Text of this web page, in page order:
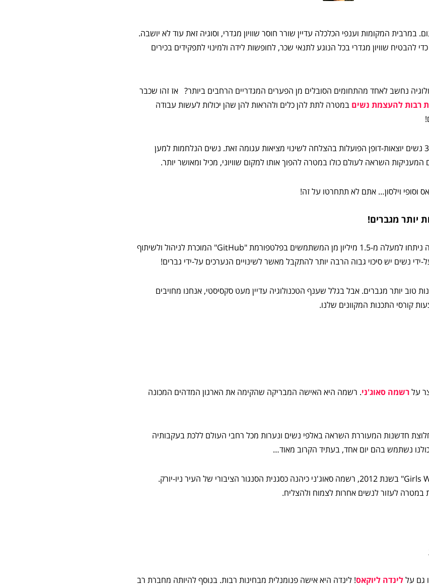
במרבית המקומות וענפי הכלכלה עדיין שורר חוסר שוויון מגדרי, וסוגיה זאת עוד לא יושבה.
להבטיח שוויון מגדרי בכל הנוגע לתנאי שכר, לחופשות לידה ולמינוי לתפקידים בכירים
נחשב לאחד מהתחומים הסובלים מן הפערים המגדריים הרחבים ביותר? אז זהו שכבר
רבות להעצמת נשים במטרה לתת להן כלים ולהראות להן שהן יכולות לעשות עבודה
במאמר זה, אנחנו רוצים להכיר לכם 3 נשים יוצאות-דופן הפועלות בהצלחה לשינוי מציאות עגומה זאת. נשים הנלחמות למען
המעניקות השראה לעולם כולו במטרה להפוך אותו למקום שוויוני, מכיל ומאושר יותר.
וסופי וילסון… אתם לא תתחרטו על זה!
יותר מגברים!
חוקרים מאוניברסיטת צפון-קליפורניה ניתחו למעלה מ-1.5 מיליון מן המשתמשים בפלטפורמת "GitHub" המוכרת לניהול ולשיתוף
ידי נשים יש סיכוי גבוה הרבה יותר להתקבל מאשר לשינויים הנערכים על-ידי גברים!
טוב יותר מגברים. אבל בגלל שענף הטכנולוגיה עדיין מעט סקסיסטי, אנחנו מחויבים
קורסי התכנות המקוונים שלנו.
עלרשמה סאוג'ני. רשמה היא האישה המבריקה שהקימה את הארגון המדהים המכונה
חדשנות המעוררת השראה באלפי נשים ונערות מכל רחבי העולם ללכת בעקבותיה
נשתמש בהם יום אחד, בעתיד הקרוב מאוד…
לפני שהקימה את ארגון "Girls Who Code" בשנת 2012, רשמה סאוג'ני כיהנה כסגנית הסנגור הציבורי של העיר ניו-יורק.
במטרה לעזור לנשים אחרות לצמוח ולהצליח.
גם עללינדה ליוקאס! לינדה היא אישה פנומנלית מבחינות רבות. בנוסף להיותה מחברת רב